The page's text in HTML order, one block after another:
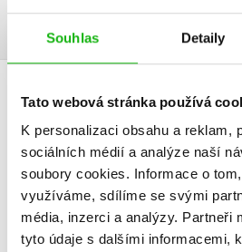
Souhlas Detaily
Tato webová stránka používá
K personalizaci obsahu a reklam,
sociálních médií a analýze naší
soubory cookies. Informace o
využíváme, sdílíme se svými
média, inzerci a analýzy. Partneři
tyto údaje s dalšími informacemi,
HODNOCENÍ ČTENÁŘŮ
V současné době nejsou vytvořena
Vaše hodnocení
Uživatelskou recenzi mohou vkládat